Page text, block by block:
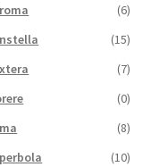
(6)
(15)
(7)
(0)
(8)
(10)